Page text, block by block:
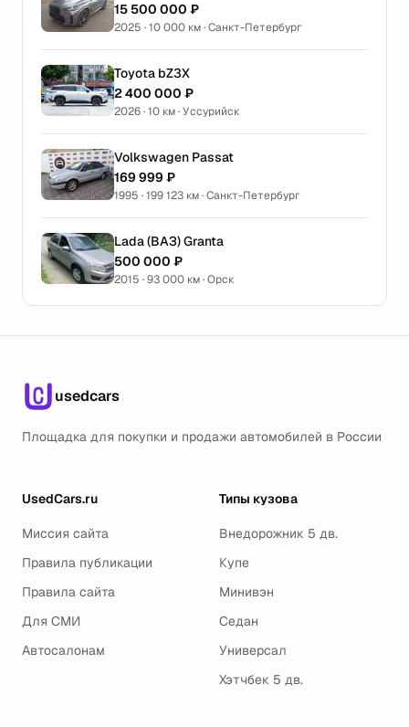
15 500 000 ₽
2025 · 10 000 км · Санкт-Петербург
Toyota bZ3X
2 400 000 ₽
2026 · 10 км · Уссурийск
Volkswagen Passat
169 999 ₽
1995 · 199 123 км · Санкт-Петербург
Lada (ВАЗ) Granta
500 000 ₽
2015 · 93 000 км · Орск
usedcars
Площадка для покупки и продажи автомобилей в России
UsedCars.ru
Миссия сайта
Правила публикации
Правила сайта
Для СМИ
Автосалонам
Типы кузова
Внедорожник 5 дв.
Купе
Минивэн
Седан
Универсал
Хэтчбек 5 дв.